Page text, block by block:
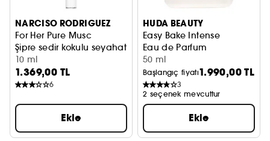
NARCISO RODRIGUEZ
For Her Pure Musc
Şipre sedir kokulu seyahat boyu eau de parfum
10 ml
1.369,00 TL
6
Ekle
HUDA BEAUTY
Easy Bake Intense
Eau de Parfum
50 ml
Başlangıç fiyatı1.990,00 TL
3
2 seçenek mevcuttur
Ekle